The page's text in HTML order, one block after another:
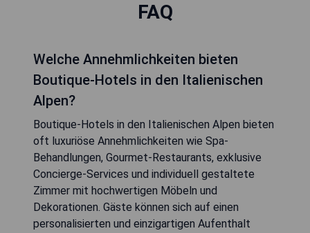
FAQ
Welche Annehmlichkeiten bieten
Boutique-Hotels in den Italienischen
Alpen?
Boutique-Hotels in den Italienischen Alpen bieten
oft luxuriöse Annehmlichkeiten wie Spa-
Behandlungen, Gourmet-Restaurants, exklusive
Concierge-Services und individuell gestaltete
Zimmer mit hochwertigen Möbeln und
Dekorationen. Gäste können sich auf einen
personalisierten und einzigartigen Aufenthalt